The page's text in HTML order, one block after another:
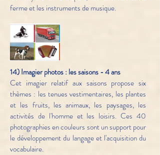
ferme et les instruments de musique.
14) Imagier photos : les saisons - 4 ans
Cet imagier relatif aux saisons propose six
thèmes : les tenues vestimentaires, les plantes
et les fruits, les animaux, les paysages, les
activités de l'homme et les loisirs. Ces 40
photographies en couleurs sont un support pour
le développement du langage et l'acquisition du
vocabulaire.